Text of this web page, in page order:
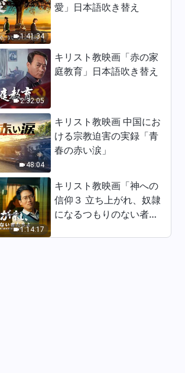
1:41:34
愛」日本語吹き替え
2:32:05
キリスト教映画「赤の家
庭教育」日本語吹き替え
48:04
キリスト教映画 中国にお
ける宗教迫害の実録「青
春の赤い涙」
1:14:17
キリスト教映画「神への
信仰３ 立ち上がれ、奴隷
になるつもりのない者た